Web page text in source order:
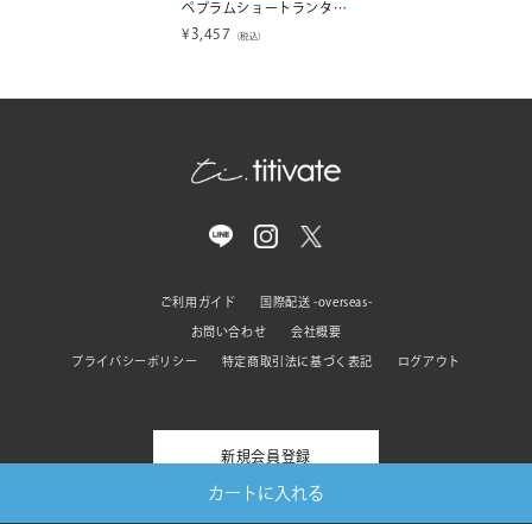
カートに入れる
ペプラムショートランタンスリーブブラウス【メール便可／100】
¥ 3,457 （税込）
ご利用ガイド 国際配送 -overseas-
お問い合わせ 会社概要
プライバシーポリシー 特定商取引法に基づく表記 ログアウト
新規会員登録